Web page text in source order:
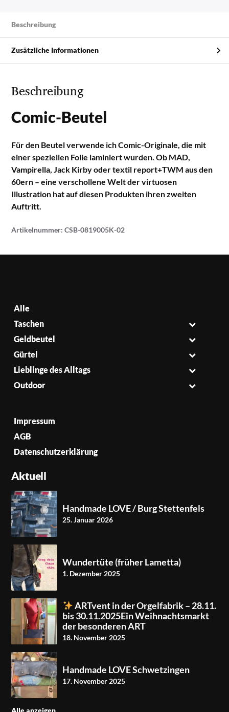
Beschreibung
Zusätzliche Informationen
Beschreibung
Comic-Beutel
Für den Beutel verwende ich Comic-Originale, die mit
einer speziellen Folie laminiert wurden. Ob MAD,
Vampirella, Jack Kirby oder textil report+TWM aus den
60ern – eine verschollene Welt der virtuosen
Illustration hat auf diesen Produkten ihren zweiten
Auftritt.
Artikelnummer:CSB-0819005K-02
Alle
Taschen
Geldbeutel
Gürtel
Lieblinge des Alltags
Outdoor
Impressum
AGB
Datenschutzerklärung
Aktuell
Handmade LOVE / Burg Stettenfels
25. Januar 2026
Wundertüte (früher Lametta)
1. Dezember 2025
ARTvent in der Orgelfabrik – 28.11.
bis 30.11.2025Ein Weihnachtsmarkt
der besonderen ART
18. November 2025
Handmade LOVE Schwetzingen
17. November 2025